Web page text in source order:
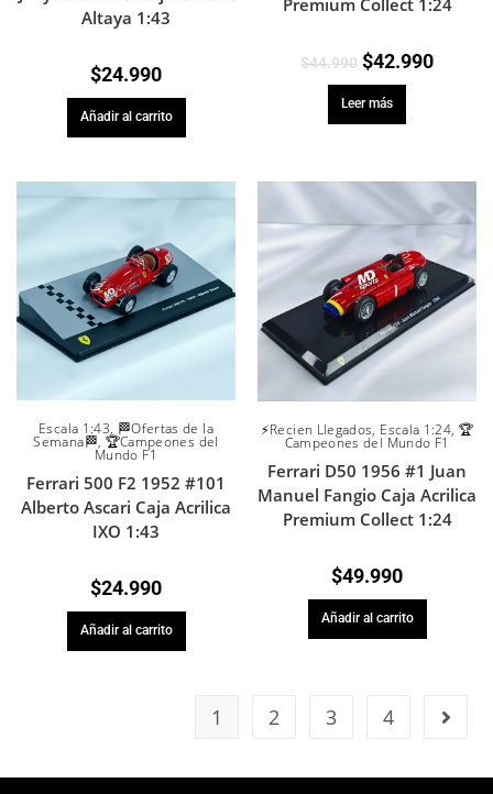
Altaya 1:43
$24.990
Añadir al carrito
Premium Collect 1:24
$44.990 $42.990
Leer más
Escala 1:43, 🏁Ofertas de la
Semana🏁, 🏆Campeones del
Mundo F1
Ferrari 500 F2 1952 #101
Alberto Ascari Caja Acrilica
IXO 1:43
$24.990
Añadir al carrito
⚡Recien Llegados, Escala 1:24, 🏆
Campeones del Mundo F1
Ferrari D50 1956 #1 Juan
Manuel Fangio Caja Acrilica
Premium Collect 1:24
$49.990
Añadir al carrito
1 2 3 4